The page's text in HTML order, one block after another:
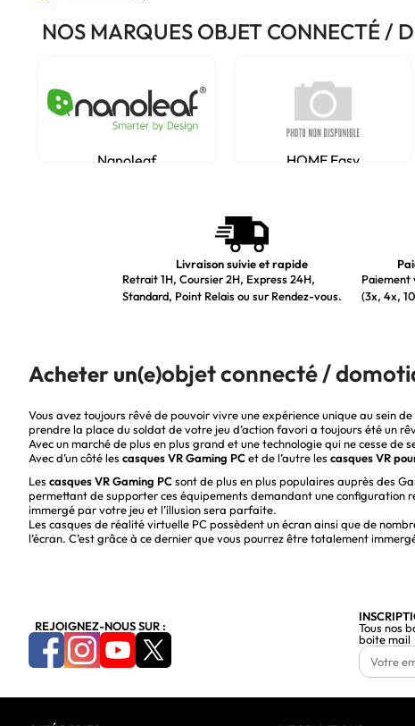
NOS MARQUES OBJET CONNECTÉ /
Nanoleaf HOME Easy
Livraison suivie et rapide
Retrait 1H, Coursier 2H, Express 24H,
Standard, Point Relais ou sur Rendez-vous.
Paiement
(3x, 4x,
Acheter un(e)objet connecté /
Vous avez toujours rêvé de pouvoir vivre une expérience unique au sein
prendre la place du soldat de votre jeu d’action favori a toujours été un
Avec un marché de plus en plus grand et une technologie qui ne cesse
Avec d’un côté les casques VR Gaming PCet de l’autre les casques VR
Les casques VR Gaming PCsont de plus en plus populaires auprès des
permettant de supporter ces équipements demandant une configuration
immergé par votre jeu et l’illusion sera parfaite.
Les casques de réalité virtuelle PC possèdent un écran ainsi que de
l’écran. C’est grâce à ce dernier que vous pourrez être totalement
vous permettront de
Comment choisir entre un casque VR
Cybertek vous propose également des casques de réalité virtuelles
vous suffira de mettre votre smartphone dans le casque pour profiter de
très simple à utiliser, ces casques seront parfaits pour les petits
REJOIGNEZ-NOUS SUR :
Tous nos
boite mail